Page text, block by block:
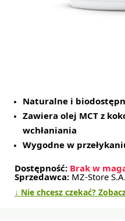
Naturalne i
Zawiera olej MCT z
wchłaniania
Wygodne w
Dostępność: Brak w
Sprzedawca: MZ-Store S.A.
↓ Nie chcesz czekać?